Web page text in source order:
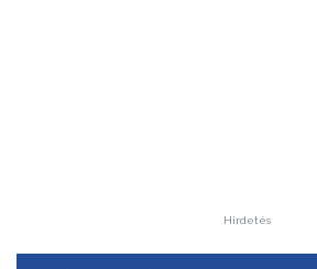
Hirdetés